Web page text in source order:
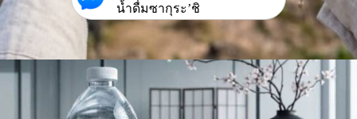
น้ำดื่มซากุระ’ชิ